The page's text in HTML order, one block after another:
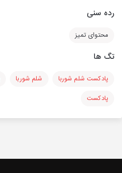
رده سنی
محتوای تمیز
تگ ها
پادکست شلم شوربا شلم شوربا
پادکست